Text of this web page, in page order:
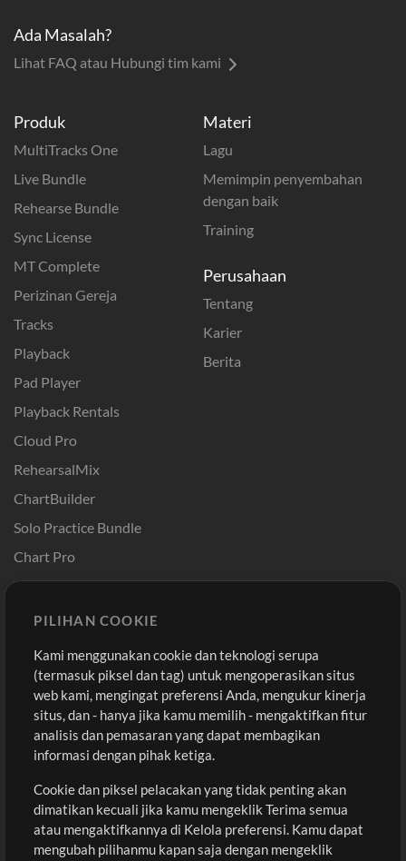
Produk
MultiTracks One
Live Bundle
Rehearse Bundle
Sync License
MT Complete
Perizinan Gereja
Tracks
Playback
Pad Player
Playback Rentals
Cloud Pro
RehearsalMix
ChartBuilder
Solo Practice Bundle
Chart Pro
Template ProPresenter
Sound
Materi
Lagu
Memimpin penyembahan
dengan baik
Training
Perusahaan
Tentang
Karier
Berita
Pembelian
Beli Kredit
Konten Gratis
Permintaan Lagu
Lain-lain
Sesi
Kirimkan musik kamu
Akun
Masuk
Daftar
Lihat Keranjang
Ada Masalah?
Lihat FAQ atau Hubungi tim kami
PILIHAN COOKIE
Kami menggunakan cookie dan teknologi serupa
(termasuk piksel dan tag) untuk mengoperasikan situs
web kami, mengingat preferensi Anda, mengukur kinerja
situs, dan - hanya jika kamu memilih - mengaktifkan fitur
analisis dan pemasaran yang dapat membagikan
informasi dengan pihak ketiga.
Cookie dan piksel pelacakan yang tidak penting akan
dimatikan kecuali jika kamu mengeklik Terima semua
atau mengaktifkannya di Kelola preferensi. Kamu dapat
mengubah pilihanmu kapan saja dengan mengeklik